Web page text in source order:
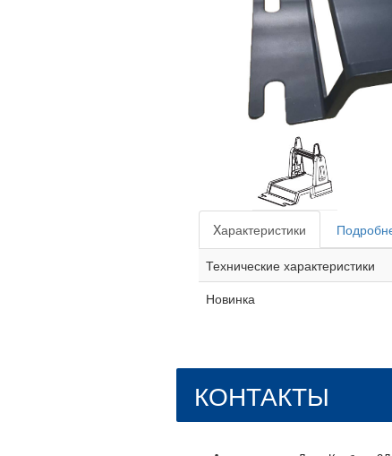
Xарактеристики
Технические характеристики
Новинка
КОНТАКТЫ